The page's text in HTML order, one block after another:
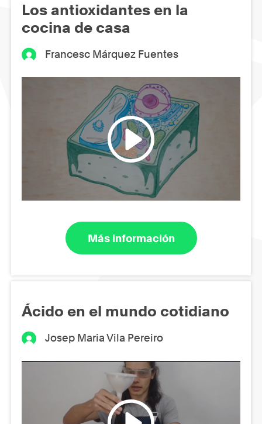
Los antioxidantes en la
cocina de casa
Francesc Márquez Fuentes
Más información
Ácido en el mundo cotidiano
Josep Maria Vila Pereiro